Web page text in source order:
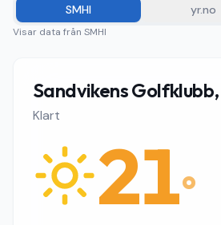
SMHI yr.no
Visar data från SMHI
Sandvikens
Klart
21°